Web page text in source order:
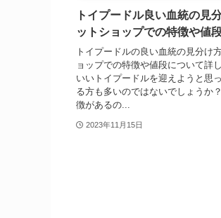
トイプードル良い血統の見
ットショップでの特徴や値
トイプードルの良い血統の見分け
ョップでの特徴や値段について詳
いいトイプードルを迎えようと思
る方も多いのではないでしょうか
徴があるの...
2023年11月15日